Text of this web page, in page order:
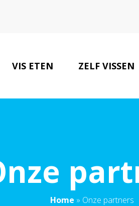
VIS ETEN ZELF VISSEN
Home » Onze partners